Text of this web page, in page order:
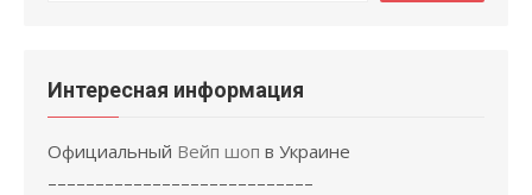
Интересная информация
Официальный Вейп шоп в Украине
––––––––––––––––––––––––––––